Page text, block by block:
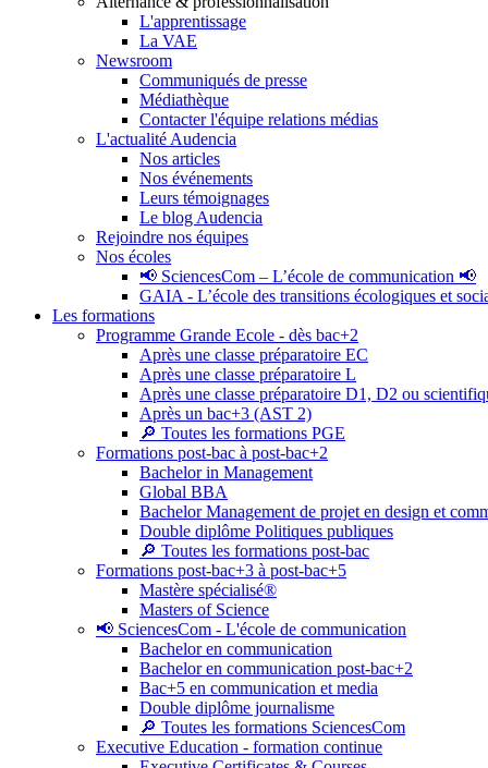
L'apprentissage
La VAE
Newsroom
Communiqués de presse
Médiathèque
Contacter l'équipe relations médias
L'actualité Audencia
Nos articles
Nos événements
Leurs témoignages
Le blog Audencia
Rejoindre nos équipes
Nos écoles
📢 SciencesCom – L’école de communication 📢
GAIA - L’école des transitions écologiques et
Les formations
Programme Grande Ecole - dès bac+2
Après une classe préparatoire EC
Après une classe préparatoire L
Après une classe préparatoire D1, D2 ou
Après un bac+3 (AST 2)
🔎 Toutes les formations PGE
Formations post-bac à post-bac+2
Bachelor in Management
Global BBA
Bachelor Management de projet en design et
Double diplôme Politiques publiques
🔎 Toutes les formations post-bac
Formations post-bac+3 à post-bac+5
Mastère spécialisé®
Masters of Science
📢 SciencesCom - L'école de communication
Bachelor en communication
Bachelor en communication post-bac+2
Bac+5 en communication et media
Double diplôme journalisme
🔎 Toutes les formations SciencesCom
Executive Education - formation continue